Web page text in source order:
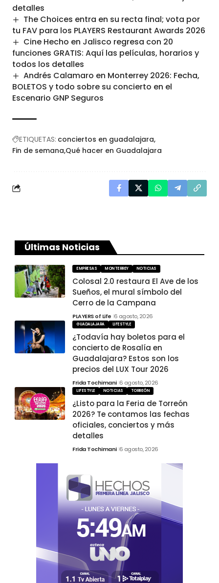
detalles
The Choices entra en su recta final; vota por
tu FAV para los PLAYERS Restaurant Awards 2026
Cine Hecho en Jalisco regresa con 20
funciones GRATIS: Aquí las películas, horarios y
todos los detalles
Andrés Calamaro en Monterrey 2026: Fecha,
BOLETOS y todo sobre su concierto en el
Escenario GNP Seguros
ETIQUETAS: conciertos en guadalajara
Fin de semana Qué hacer en Guadalajara
Últimas Noticias
EMPRESAS MONTERREY NOTICIAS
Colosal 2.0 restaura El Ave de los
Sueños, el mural símbolo del
Cerro de la Campana
PLAYERS of Life 6 agosto, 2026
GUADALAJARA LIFESTYLE
¿Todavía hay boletos para el
concierto de Rosalía en
Guadalajara? Estos son los
precios del LUX Tour 2026
Frida Tochimani 6 agosto, 2026
LIFESTYLE NOTICIAS TORREÓN
¿Listo para la Feria de Torreón
2026? Te contamos las fechas
oficiales, conciertos y más
detalles
Frida Tochimani 6 agosto, 2026